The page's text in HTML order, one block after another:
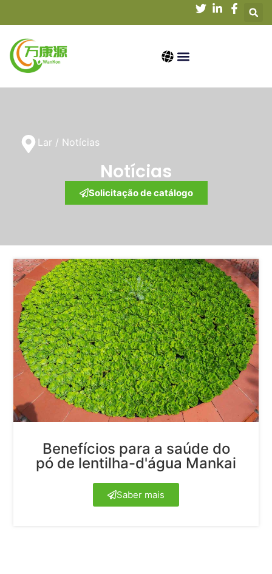
Lar / Notícias
Notícias
Solicitação de catálogo
Benefícios para a saúde do
pó de lentilha-d'água Mankai
Saber mais